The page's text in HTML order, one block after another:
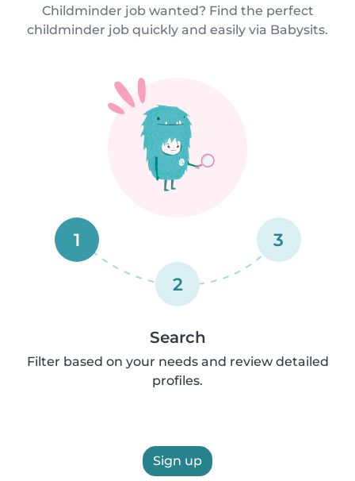
Childminder job wanted? Find the perfect
childminder job quickly and easily via Babysits.
1
2
3
Search
Filter based on your needs and review detailed
profiles.
Sign up